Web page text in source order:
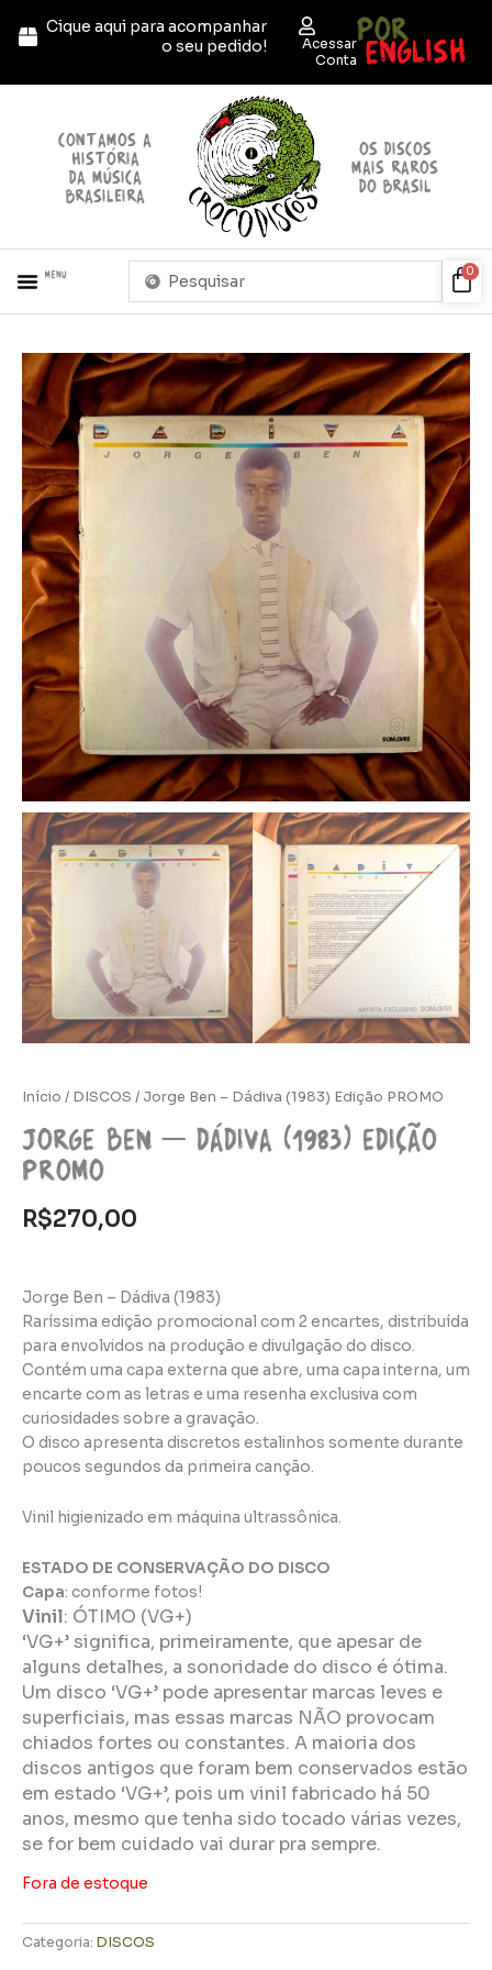
para
conteúdo
Cique aqui para acompanhar
o seu pedido!
Acessar
Conta
POR
ENGLISH
contamos a
história
da música
brasileira
OS discos
mais raros
do brasil
Menu
Pesquisar
0
Início / DISCOS / Jorge Ben – Dádiva (1983) Edição PROMO
Jorge Ben – Dádiva (1983) Edição
PROMO
R$270,00
Jorge Ben – Dádiva (1983)
Raríssima edição promocional com 2 encartes, distribuída
para envolvidos na produção e divulgação do disco.
Contém uma capa externa que abre, uma capa interna, um
encarte com as letras e uma resenha exclusiva com
curiosidades sobre a gravação.
O disco apresenta discretos estalinhos somente durante
poucos segundos da primeira canção.
Vinil higienizado em máquina ultrassônica.
ESTADO DE CONSERVAÇÃO DO DISCO
Capa: conforme fotos!
Vinil: ÓTIMO (VG+)
‘VG+’ significa, primeiramente, que apesar de
alguns detalhes, a sonoridade do disco é ótima.
Um disco ‘VG+’ pode apresentar marcas leves e
superficiais, mas essas marcas NÃO provocam
chiados fortes ou constantes. A maioria dos
discos antigos que foram bem conservados estão
em estado ‘VG+’, pois um vinil fabricado há 50
anos, mesmo que tenha sido tocado várias vezes,
se for bem cuidado vai durar pra sempre.
Fora de estoque
Categoria: DISCOS